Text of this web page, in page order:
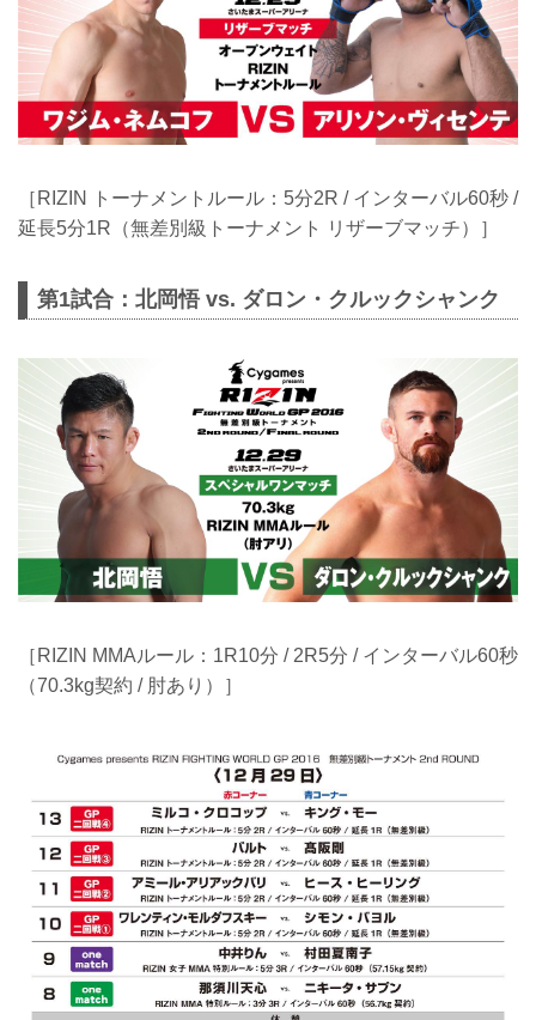
［RIZIN トーナメントルール：5分2R / インターバル60秒 /
延長5分1R（無差別級トーナメント リザーブマッチ）］
第1試合：北岡悟 vs. ダロン・クルックシャンク
［RIZIN MMAルール：1R10分 / 2R5分 / インターバル60秒
（70.3kg契約 / 肘あり）］